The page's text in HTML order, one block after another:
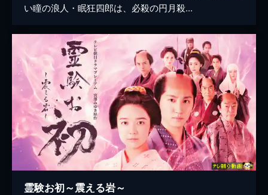
い瞳の浪人・眠狂四郎は、必殺の円月殺...
霊験お初～震える岩～